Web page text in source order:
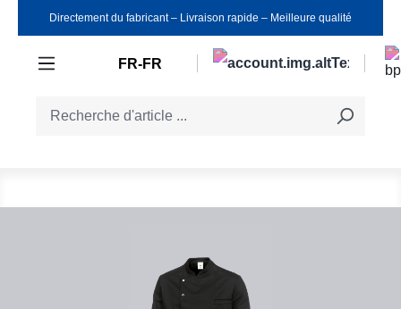
Passer au contenu principal
Directement du fabricant ‒ Livraison rapide ‒ Meilleure qualité
FR-FR